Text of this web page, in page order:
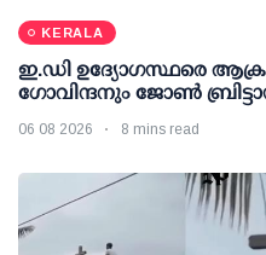
KERALA
ഇ.ഡി ഉദ്യോഗസ്ഥരെ
ഗോവിന്ദനും ജോണ്‍
06 08 2026 8 mins read